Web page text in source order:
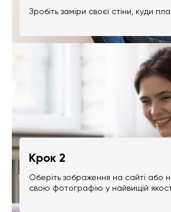
Зробіть заміри своєї стіни, куди
Крок 2
Оберіть зображення на сайті або
свою фотографію у найвищій